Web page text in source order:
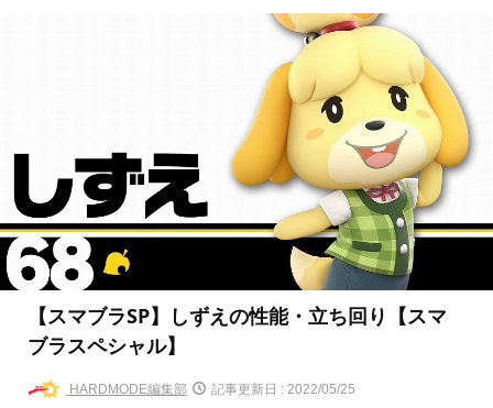
【スマブラSP】しずえの性能・立ち回り【スマ
ブラスペシャル】
HARDMODE編集部 記事更新日 : 2022/05/25